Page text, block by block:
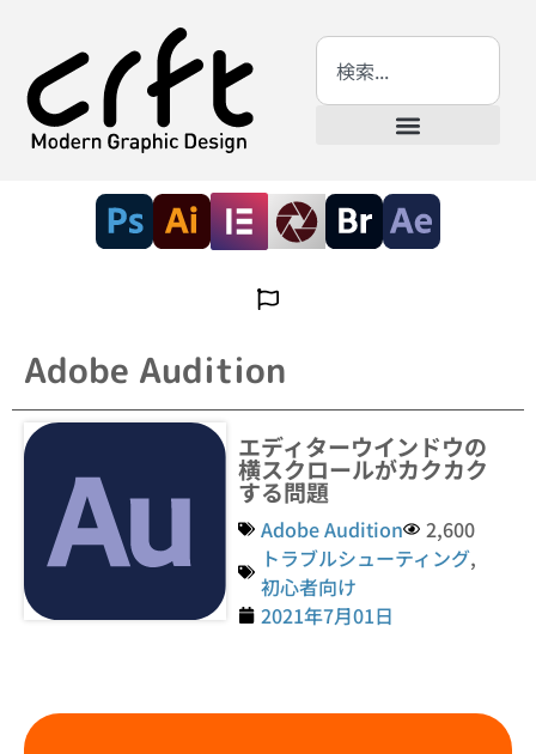
Adobe Audition
エディターウインドウの
横スクロールがカクカク
する問題
Adobe Audition
2,600
トラブルシューティング,
初心者向け
2021年7月01日